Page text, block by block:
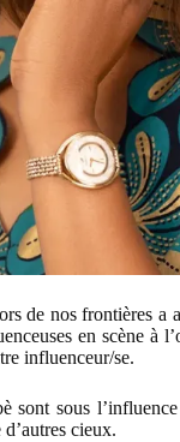
de nos frontières a
en scène à
influenceur/se.
sont sous
cieux.